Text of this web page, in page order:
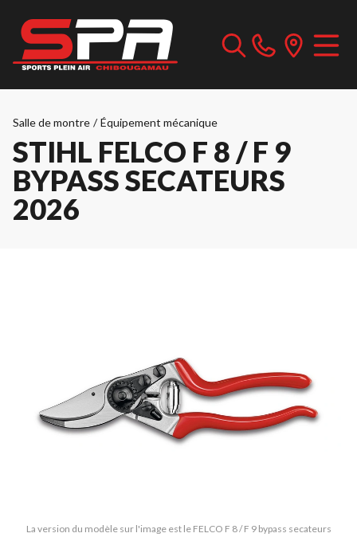
Salle de montre / Équipement mécanique
STIHL FELCO F 8 / F 9
BYPASS SECATEURS
2026
La version du modèle sur l'image est le FELCO F 8 / F 9 bypass secateurs